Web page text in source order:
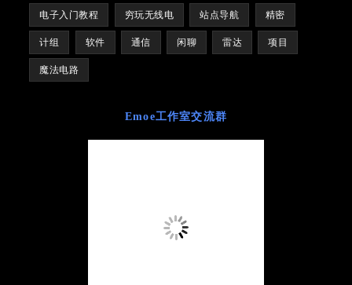
电子入门教程 穷玩无线电 站点导航 精密
计组 软件 通信 闲聊 雷达 项目
魔法电路
Emoe工作室交流群